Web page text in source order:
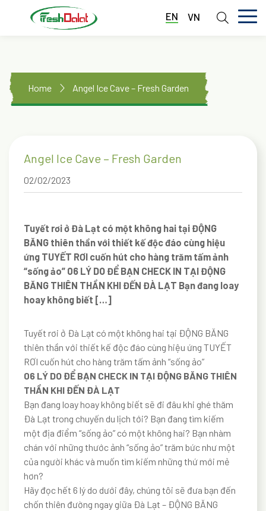
ABOUT US
EN VN
Home Angel Ice Cave – Fresh Garden
Angel Ice Cave – Fresh Garden
02/02/2023
Tuyết rơi ở Đà Lạt có một không hai tại ĐỘNG
BĂNG thiên thần với thiết kế độc đáo cùng hiệu
ứng TUYẾT RƠI cuốn hút cho hàng trăm tấm ảnh
“sống ảo” 06 LÝ DO ĐỂ BẠN CHECK IN TẠI ĐỘNG
BĂNG THIÊN THẦN KHI ĐẾN ĐÀ LẠT Bạn đang loay
hoay không biết […]
Tuyết rơi ở Đà Lạt có một không hai tại ĐỘNG BĂNG
thiên thần với thiết kế độc đáo cùng hiệu ứng TUYẾT
RƠI cuốn hút cho hàng trăm tấm ảnh “sống ảo”
06 LÝ DO ĐỂ BẠN CHECK IN TẠI ĐỘNG BĂNG THIÊN
THẦN KHI ĐẾN ĐÀ LẠT
Bạn đang loay hoay không biết sẽ đi đâu khi ghé thăm
Đà Lạt trong chuyến du lịch tới? Bạn đang tìm kiếm
một địa điểm “sống ảo” có một không hai? Bạn nhàm
chán với những thước ảnh “sống ảo” trăm bức như một
của người khác và muốn tìm kiếm những thứ mới mẻ
hơn?
Hãy đọc hết 6 lý do dưới đây, chúng tôi sẽ đưa bạn đến
chốn thiên đường ngay giữa Đà Lạt – ĐỘNG BĂNG